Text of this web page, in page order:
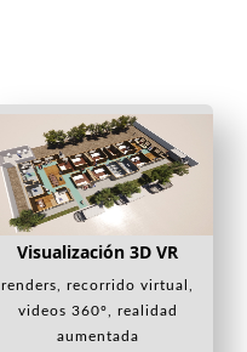
Visualización 3D VR
renders, recorrido virtual,
videos 360º, realidad
aumentada